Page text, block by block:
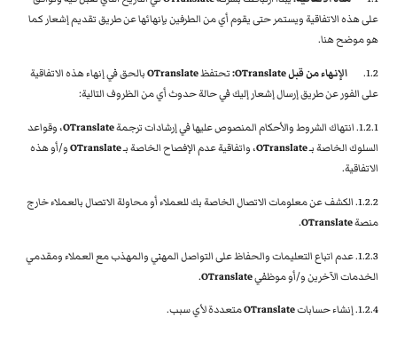
على هذه الاتفاقية ويستمر حتى يقوم أي من الطرفين بإنهائها عن طريق تقديم إشعار كما
هو موضح هنا.
1.2. الإنهاء من قبل OTranslate: تحتفظOTranslateبالحق في إنهاء هذه الاتفاقية
على الفور عن طريق إرسال إشعار إليك في حالة حدوث أي من الظروف التالية:
1.2.1. انتهاك الشروط والأحكام المنصوص عليها في إرشادات ترجمة OTranslate، وقواعد
السلوك الخاصة بـOTranslate، واتفاقية عدم الإفصاح الخاصة بـOTranslateو/أو هذه
الاتفاقية.
1.2.2. الكشف عن معلومات الاتصال الخاصة بك للعملاء أو محاولة الاتصال بالعملاء خارج
منصةOTranslate
.
1.2.3. عدم اتباع التعليمات والحفاظ على التواصل المهني والمهذب مع العملاء ومقدمي
الخدمات الآخرين و/أو موظفيOTranslate
.
1.2.4. إنشاء حسابات OTranslateمتعددة لأي سبب.